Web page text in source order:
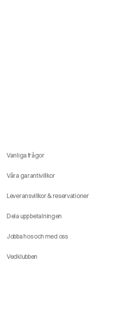
Vanliga frågor
Våra garantivillkor
Leveransvillkor & reservationer
Dela upp betalningen
Jobba hos och med oss
Vedklubben